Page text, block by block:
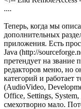
....
Теперь, когда мы
дополнительных
приложения. Есть
Java (http://
претендует на звание
редакторов меню, но
категорий и работает
(AudioVideo,
Office, Settings,
смехотворно мало.